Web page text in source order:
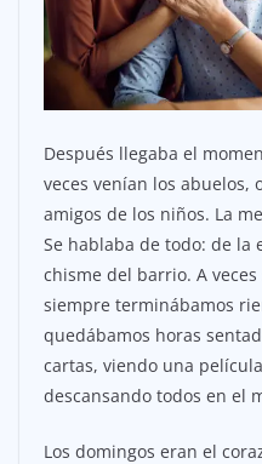
Después llegaba el
veces venían los abuelos,
amigos de los niños. La
Se hablaba de todo: de la
chisme del barrio. A
siempre terminábamos
quedábamos horas
cartas, viendo una
descansando todos en el
Los domingos eran el